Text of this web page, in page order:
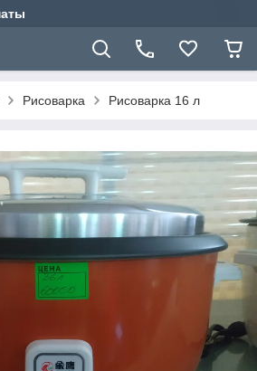
Рисоварка Рисоварка 16 л